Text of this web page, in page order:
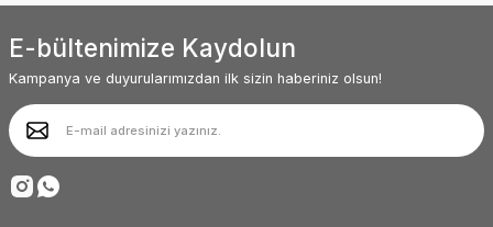
Ürün resmi kalitesiz, bozuk veya görüntülenemiyor.
Ürün açıklamasında eksik bilgiler bulunuyor.
Ürün fiyatı diğer sitelerden daha pahalı.
Bu ürüne benzer farklı alternatifler olmalı.
ve menü yapısı oldukça kullanışlı. Diğer
baktırıyor. Başarılarınız sürekli olsun.
Deneyimini Paylaş
E-bültenimize Kaydolun
Kampanya ve duyurularımızdan ilk sizin haberiniz olsun!